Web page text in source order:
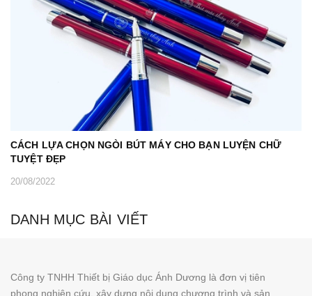
CÁCH LỰA CHỌN NGÒI BÚT MÁY CHO BẠN LUYỆN CHỮ
TUYỆT ĐẸP
20/08/2022
DANH MỤC BÀI VIẾT
Công ty TNHH Thiết bị Giáo dục Ánh Dương là đơn vị tiên
phong nghiên cứu, xây dựng nội dung chương trình và sản